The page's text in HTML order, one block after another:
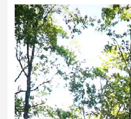
Video
Player